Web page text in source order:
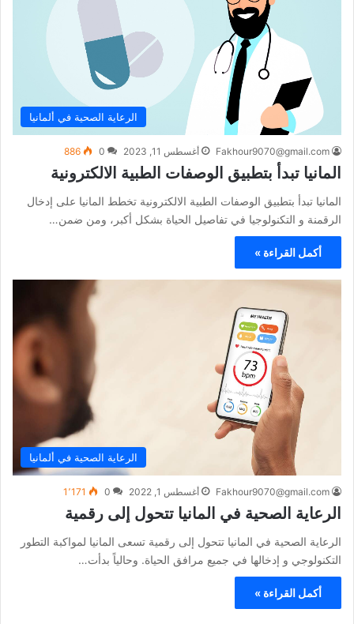
الرعاية الصحية في ألمانيا
Fakhour9070@gmail.com أغسطس 11, 2023 0
886
المانيا تبدأ بتطبيق الوصفات الطبية الالكترونية
المانيا تبدأ بتطبيق الوصفات الطبية الالكترونية تخطط المانيا على إدخال
الرقمنة و التكنولوجيا في تفاصيل الحياة بشكل أكبر، ومن ضمن…
أكمل القراءة »
الرعاية الصحية في ألمانيا
Fakhour9070@gmail.com أغسطس 1, 2022 0 1٬171
الرعاية الصحية في المانيا تتحول إلى رقمية
الرعاية الصحية في المانيا تتحول إلى رقمية تسعى المانيا لمواكبة التطور
التكنولوجي و إدخالها في جميع مرافق الحياة. وحالياً بدأت…
أكمل القراءة »